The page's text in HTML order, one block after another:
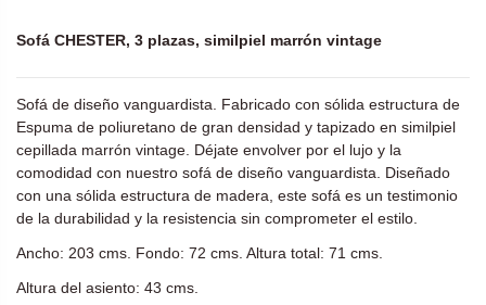
Sofá CHESTER, 3 plazas, similpiel marrón vintage
Sofá de diseño vanguardista. Fabricado con sólida estructura de
Espuma de poliuretano de gran densidad y tapizado en similpiel
cepillada marrón vintage. Déjate envolver por el lujo y la
comodidad con nuestro sofá de diseño vanguardista. Diseñado
con una sólida estructura de madera, este sofá es un testimonio
de la durabilidad y la resistencia sin comprometer el estilo.
Ancho: 203 cms. Fondo: 72 cms. Altura total: 71 cms.
Altura del asiento: 43 cms.